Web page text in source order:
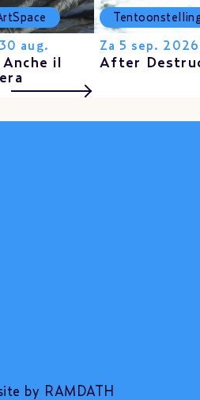
aug.
il
Za 5 sep.
After
by RAMDATH